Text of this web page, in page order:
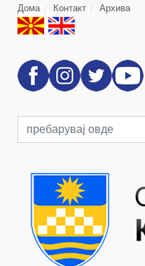
Дома Контакт Архива